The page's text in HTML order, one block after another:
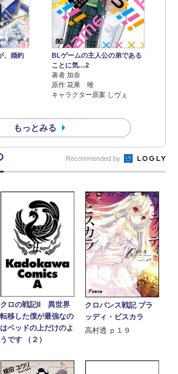
、婚約
BLゲームの主人公の弟である
ことに気…2
著者 加奈
原作 花果 唯
キャラクター原案 しヴぇ
もっとみる
Recommended by
クロの戦記II 異世界
転移した僕が最強なの
はベッドの上だけのよ
うです （２）
クロバンス戦記 ブラ
ッディ・ビスカラ
高村透 ｐ１９